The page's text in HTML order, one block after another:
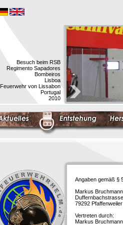
Besuch beim RSB
Regimento Sapadores
Bombeiros
Lisboa
Feuerwehr von Lissabon
Portugal
2010
Angaben gemäß §
Markus Bruchmann
79292 Pfaffenweiler
Vertreten durch:
Markus Bruchmann